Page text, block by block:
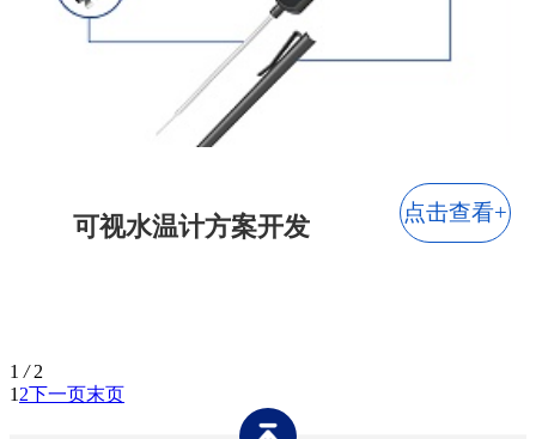
可视水温计方案开发 点击查看+
1 / 2
1 2下一页末页